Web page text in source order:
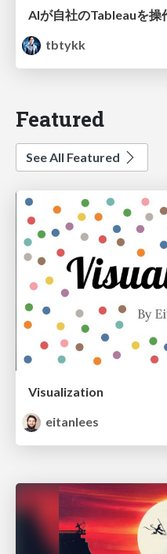
tbtykk
Featured
See All Featured
Visualization
eitanlees